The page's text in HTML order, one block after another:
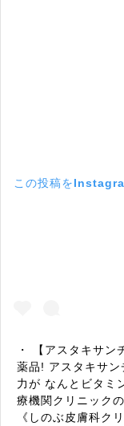
この投稿を
・ 【アスタキサン
薬品! アスタキサ
力が なんとビタミ
療機関クリニック
《しのぶ皮膚科ク